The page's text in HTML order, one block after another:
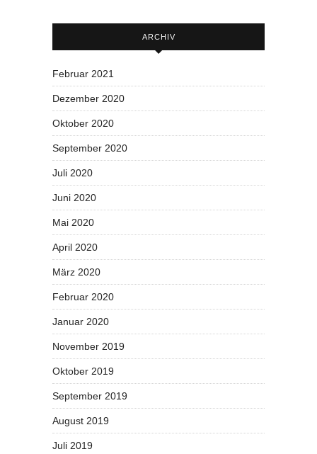
ARCHIV
Februar 2021
Dezember 2020
Oktober 2020
September 2020
Juli 2020
Juni 2020
Mai 2020
April 2020
März 2020
Februar 2020
Januar 2020
November 2019
Oktober 2019
September 2019
August 2019
Juli 2019